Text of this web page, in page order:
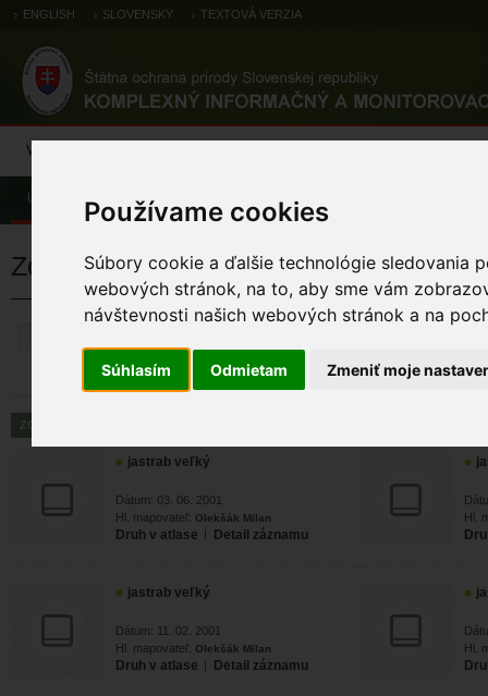
Používame cookies
Súbory cookie a ďalšie technológie sledovania
webových stránok, na to, aby sme vám
návštevnosti našich webových stránok a na
Súhlasím Odmietam Zmeniť moje
ENGLISH SLOVENSKY TEXTOVÁ VERZIA
Výsledky monitoringu
Úvod Pozorovania a výskytové dáta
Zoologické výskytové záznamy
jastrab veľký
Dátum: 03. 06. 2001
Hl. mapovateľ: Olekšák Milan
Druh v atlase | Detail záznamu
Hl.
jastrab veľký
Dátum: 11. 02. 2001
Hl. mapovateľ: Olekšák Milan
Druh v atlase | Detail záznamu
Hl.